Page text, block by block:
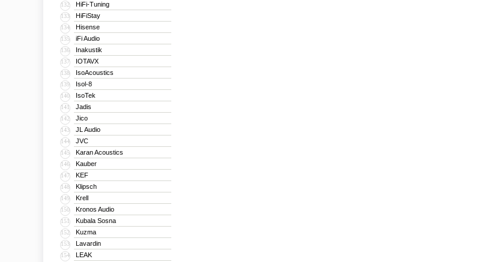
132 HiFi-Tuning
133 HiFiStay
134 Hisense
135 iFi Audio
136 Inakustik
137 IOTAVX
138 IsoAcoustics
139 Isol-8
140 IsoTek
141 Jadis
142 Jico
143 JL Audio
144 JVC
145 Karan Acoustics
146 Kauber
147 KEF
148 Klipsch
149 Krell
150 Kronos Audio
151 Kubala Sosna
152 Kuzma
153 Lavardin
154 LEAK